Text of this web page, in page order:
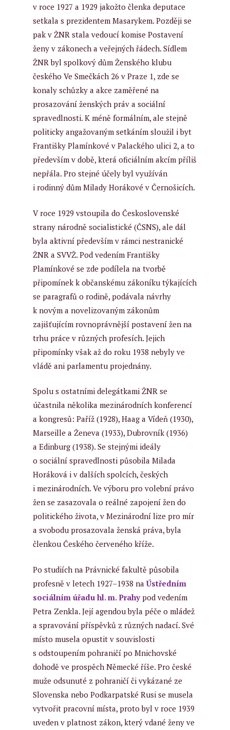
v roce 1927 a 1929 jakožto členka deputace
setkala s prezidentem Masarykem. Později se
pak v ŽNR stala vedoucí komisePostavení
ženy v zákonech a veřejných řádech. Sídlem
ŽNR byl spolkový dům Ženského klubu
českého Ve Smečkách 26 v Praze 1, zde se
konaly schůzky a akce zaměřené na
prosazování ženských práv a sociální
spravedlnosti. K méně formálním, ale stejně
politicky angažovaným setkáním sloužil i byt
Františky Plamínkové v Palackého ulici 2, a to
především v době, která oficiálním akcím příliš
nepřála. Pro stejné účely byl využíván
i rodinný dům Milady Horákové v Černošicích.
V roce 1929 vstoupila do Československé
strany národně socialistické (ČSNS), ale dál
byla aktivní především v rámci nestranické
ŽNR a SVVŽ. Pod vedením Františky
Plamínkové se zde podílela na tvorbě
připomínek k občanskému zákoníku týkajících
se paragrafů o rodině, podávala návrhy
k novým a novelizovaným zákonům
zajišťujícím rovnoprávnější postavení žen na
trhu práce v různých profesích. Jejich
připomínky však až do roku 1938 nebyly ve
vládě ani parlamentu projednány.
Spolu s ostatními delegátkami ŽNR se
účastnila několika mezinárodních konferencí
a kongresů: Paříž (1928), Haag a Vídeň (1930),
Marseille a Ženeva (1933), Dubrovník (1936)
a Edinburg (1938). Se stejnými ideály
o sociální spravedlnosti působila Milada
Horáková i v dalších spolcích, českých
i mezinárodních. Ve výboru pro volební právo
žen se zasazovala o reálné zapojení žen do
politického života, v Mezinárodní lize pro mír
a svobodu prosazovala ženská práva, byla
členkou Českého červeného kříže.
Po studiích na Právnické fakultě působila
profesně v letech 1927–1938 naÚstředním
sociálním úřadu hl. m. Prahy pod vedením
Petra Zenkla. Její agendou byla péče o mládež
a spravování příspěvků z různých nadací. Své
místo musela opustit v souvislosti
s odstoupením pohraničí po Mnichovské
dohodě ve prospěch Německé říše. Pro české
muže odsunuté z pohraničí či vykázané ze
Slovenska nebo Podkarpatské Rusi se musela
vytvořit pracovní místa, proto byl v roce 1939
uveden v platnost zákon, který vdané ženy ve